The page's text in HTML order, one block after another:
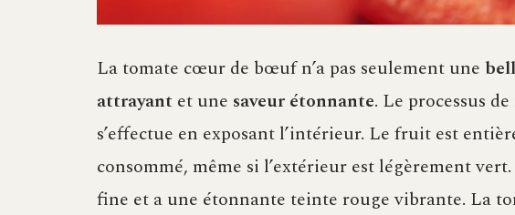
La tomate cœur de bœuf n’a pas seulement une
attrayant et une saveur étonnante. Le processus
s’effectue en exposant l’intérieur. Le fruit est
consommé, même si l’extérieur est légèrement
fine et a une étonnante teinte rouge vibrante. La